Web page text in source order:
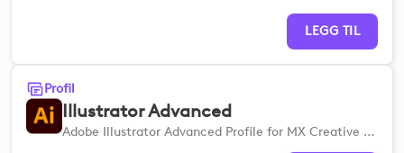
LEGG TIL
Profil
Illustrator Advanced
Adobe Illustrator Advanced Profile for MX Creative Devices hjelper deg med å konfigurere raskt, slik at du kan effektivisere arbeidsflyten for vektordesign og illustrasjon